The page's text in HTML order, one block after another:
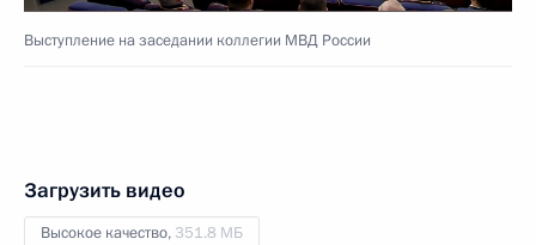
Выступление на заседании коллегии МВД России
Загрузить видео
Высокое качество, 351.8 МБ